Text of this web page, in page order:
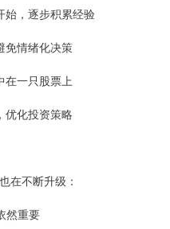
始，逐步积累经验
免情绪化决策
在一只股票上
优化投资策略
在不断升级：
然重要